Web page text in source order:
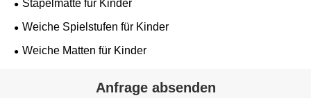
Stapelmatte für Kinder
Weiche Spielstufen für Kinder
Weiche Matten für Kinder
Anfrage absenden